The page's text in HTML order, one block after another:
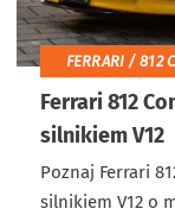
FERRARI / 812
Ferrari 812
silnikiem V12
Poznaj Ferrari
silnikiem V12 o